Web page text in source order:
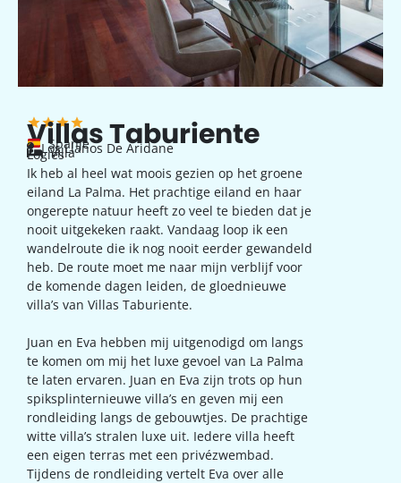
Villas Taburiente
Spanje
Los Llanos De Aridane
Villa
Logies
Ik heb al heel wat moois gezien op het groene
eiland La Palma. Het prachtige eiland en haar
ongerepte natuur heeft zo veel te bieden dat je
nooit uitgekeken raakt. Vandaag loop ik een
wandelroute die ik nog nooit eerder gewandeld
heb. De route moet me naar mijn verblijf voor
de komende dagen leiden, de gloednieuwe
villa’s van Villas Taburiente.
Juan en Eva hebben mij uitgenodigd om langs
te komen om mij het luxe gevoel van La Palma
te laten ervaren. Juan en Eva zijn trots op hun
spiksplinternieuwe villa’s en geven mij een
rondleiding langs de gebouwtjes. De prachtige
witte villa’s stralen luxe uit. Iedere villa heeft
een eigen terras met een privézwembad.
Tijdens de rondleiding vertelt Eva over alle